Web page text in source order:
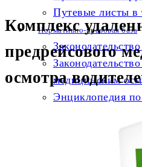
Путевые листы в
Нормативно-правовая база
медицинским
Энциклопедия
Отсутствие
штрафы,
Комплекс
предрейсового
осмотра